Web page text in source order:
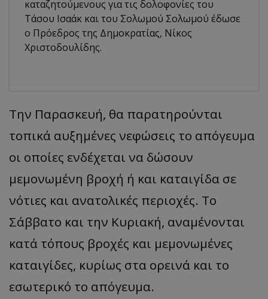
καταζητούμενους για τις δολοφονίες του
Τάσου Ισαάκ και του Σολωμού Σολωμού έδωσε
ο Πρόεδρος της Δημοκρατίας, Νίκος
Χριστοδουλίδης.
Την Παρασκευή, θα παρατηρούνται
τοπικά αυξημένες νεφώσεις το απόγευμα
οι οποίες ενδέχεται να δώσουν
μεμονωμένη βροχή ή και καταιγίδα σε
νότιες και ανατολικές περιοχές. Το
Σάββατο και την Κυριακή, αναμένονται
κατά τόπους βροχές και μεμονωμένες
καταιγίδες, κυρίως στα ορεινά και το
εσωτερικό το απόγευμα.